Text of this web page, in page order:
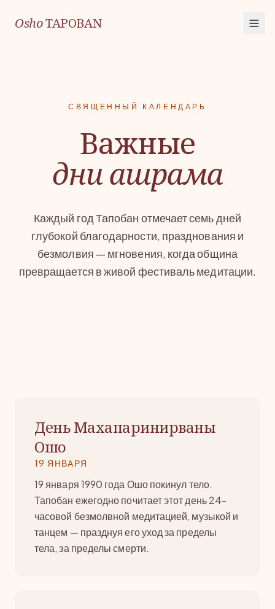
OshoTAPOBAN
СВЯЩЕННЫЙ КАЛЕНДАРЬ
Важные
дни ашрама
Каждый год Тапобан отмечает семь дней
глубокой благодарности, празднования и
безмолвия — мгновения, когда община
превращается в живой фестиваль медитации.
День Махапаринирваны
Ошо
19 ЯНВАРЯ
19 января 1990 года Ошо покинул тело.
Тапобан ежегодно почитает этот день 24-
часовой безмолвной медитацией, музыкой и
танцем — празднуя его уход за пределы
тела, за пределы смерти.